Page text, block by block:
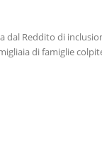
dal Reddito di
di famiglie